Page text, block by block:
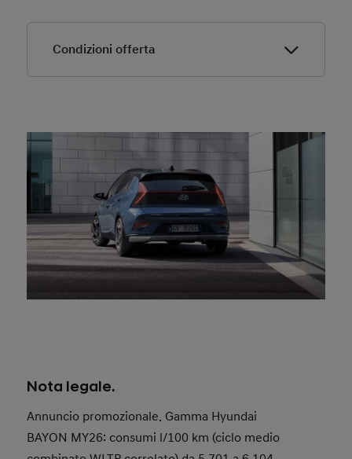
Condizioni offerta
Offerta valida dal 20/04/2026 fino al 30/06/2026.
Offerta valida solo presso i concessionari Hyundai
aderenti.
Offerta riferita aHyundai BAYON MY26 Business
1.0 T-GDI 90CV.
L’offerta Noleggio Hyundai Renting Business si
applica solo con noleggio a 48 Mesi e fino a 40.000
km, con anticipo di € 4.000 iva esclusa o permuta
di una vettura usata di pari importo.
Nota legale.
Annuncio promozionale. Gamma Hyundai
BAYON MY26: consumi l/100 km (ciclo medio